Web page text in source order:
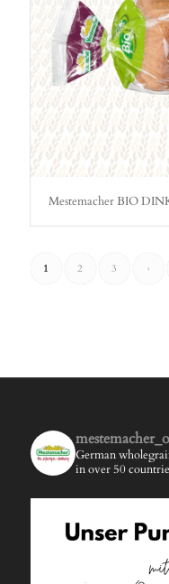
Mestemacher BIO
1 2 3 ›
German
in over 50